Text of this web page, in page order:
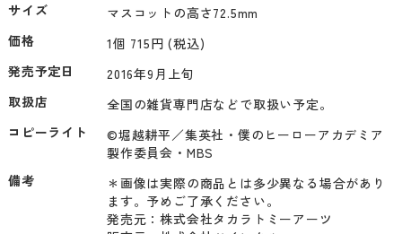
サイズ
マスコットの高さ72.5mm
価格
1個 715円 (税込)
発売予定日
2016年9月上旬
取扱店
全国の雑貨専門店などで取扱い予定。
コピーライト
©堀越耕平／集英社・僕のヒーローアカデミア
備考
＊画像は実際の商品とは多少異なる場合があり
ます。予めご了承ください。
発売元：株式会社タカラトミーアーツ